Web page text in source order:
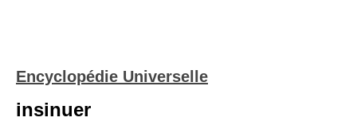
Encyclopédie Universelle
insinuer